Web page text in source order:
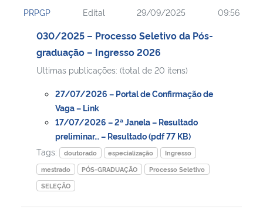
Ministério do Desenvolvimento Regional
Controladoria-Geral da União
Secretaria-Geral
Secretaria de Governo
Gabinete de Segurança Institucional
Advocacia-Geral da União
PRPGP Edital 29/09/2025 09:56
030/2025 – Processo Seletivo da Pós-
graduação – Ingresso 2026
Ultimas publicações: (total de 20 itens)
27/07/2026 – Portal de Confirmação de
Vaga – Link
17/07/2026 – 2ª Janela – Resultado
preliminar… – Resultado (pdf 77 KB)
Tags:
doutorado especialização
Ingresso
mestrado
PÓS-GRADUAÇÃO
Processo Seletivo
SELEÇÃO